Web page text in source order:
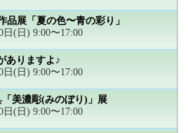
品展「夏の色〜青の彩り」
日(日) 9:00〜17:00
ありますよ♪
日(日) 9:00〜17:00
美濃彫(みのぼり)」展
日(日) 9:00〜17:00